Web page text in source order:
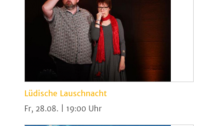
Lüdische Lauschnacht
Fr, 28.08. | 19:00